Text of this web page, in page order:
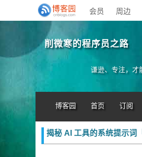
会员 周边
削微寒的程序员之路
谦逊、专注，才
博客园 首页 订阅
揭秘 AI 工具的系统提示词